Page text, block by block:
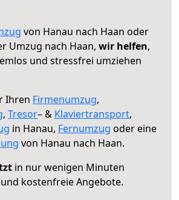
von Hanau nach Haan oder
Umzug nach Haan, wir helfen,
und stressfrei umziehen
Ihren Firmenumzug,
, Tresor– & Klaviertransport,
in Hanau, Fernumzug oder eine
von Hanau nach Haan.
in nur wenigen Minuten
kostenfreie Angebote.